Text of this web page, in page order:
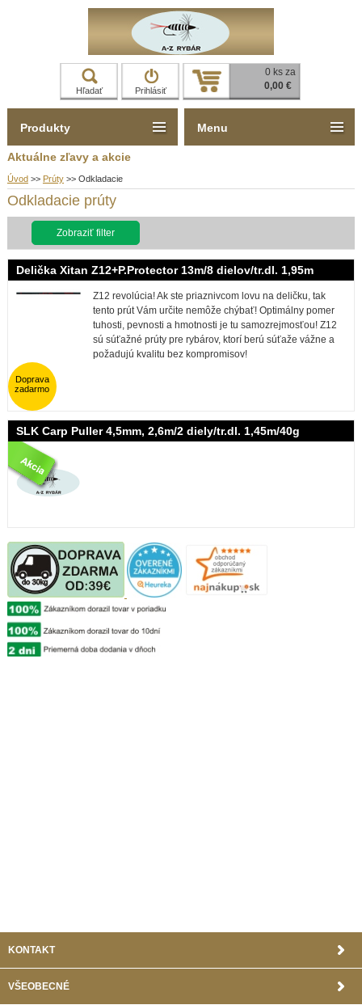
Hľadať Prihlásiť
0 ks za
0,00 €
Aktuálne zľavy a akcie
Úvod >> Prúty >> Odkladacie
Odkladacie prúty
Zobraziť filter
Delička Xitan Z12+P.Protector 13m/8 dielov/tr.dl. 1,95m
Z12 revolúcia! Ak ste priaznivcom lovu na deličku, tak
tento prút Vám určite nemôže chýbať! Optimálny pomer
tuhosti, pevnosti a hmotnosti je tu samozrejmosťou! Z12
sú súťažné prúty pre rybárov, ktorí berú súťaže vážne a
požadujú kvalitu bez kompromisov!
Doprava
zadarmo
SLK Carp Puller 4,5mm, 2,6m/2 diely/tr.dl. 1,45m/40g
Produkty
KONTAKT
VŠEOBECNÉ
Menu